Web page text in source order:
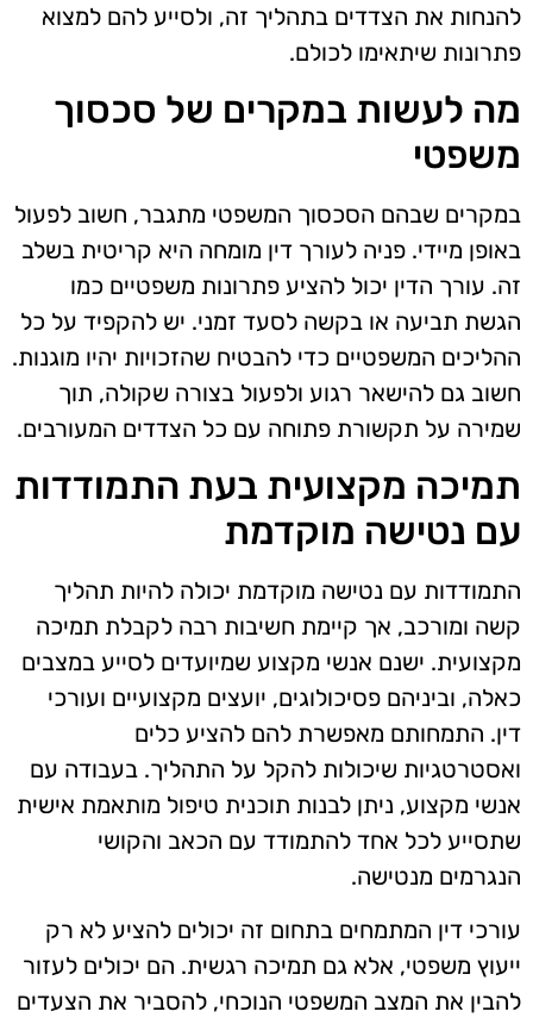
להנחות את הצדדים בתהליך זה, ולסייע להם למצוא
פתרונות שיתאימו לכולם.
מה לעשות במקרים של סכסוך
משפטי
במקרים שבהם הסכסוך המשפטי מתגבר, חשוב לפעול
באופן מיידי. פניה לעורך דין מומחה היא קריטית בשלב
זה. עורך הדין יכול להציע פתרונות משפטיים כמו
הגשת תביעה או בקשה לסעד זמני. יש להקפיד על כל
ההליכים המשפטיים כדי להבטיח שהזכויות יהיו מוגנות.
חשוב גם להישאר רגוע ולפעול בצורה שקולה, תוך
שמירה על תקשורת פתוחה עם כל הצדדים המעורבים.
תמיכה מקצועית בעת התמודדות
עם נטישה מוקדמת
התמודדות עם נטישה מוקדמת יכולה להיות תהליך
קשה ומורכב, אך קיימת חשיבות רבה לקבלת תמיכה
מקצועית. ישנם אנשי מקצוע שמיועדים לסייע במצבים
כאלה, וביניהם פסיכולוגים, יועצים מקצועיים ועורכי
דין. התמחותם מאפשרת להם להציע כלים
ואסטרטגיות שיכולות להקל על התהליך. בעבודה עם
אנשי מקצוע, ניתן לבנות תוכנית טיפול מותאמת אישית
שתסייע לכל אחד להתמודד עם הכאב והקושי
הנגרמים מנטישה.
עורכי דין המתמחים בתחום זה יכולים להציע לא רק
ייעוץ משפטי, אלא גם תמיכה רגשית. הם יכולים לעזור
להבין את המצב המשפטי הנוכחי, להסביר את הצעדים